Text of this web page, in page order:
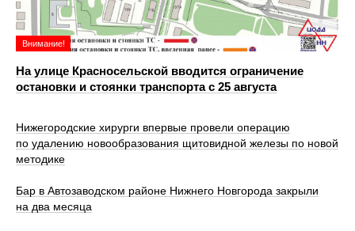
Внимание!
На улице Красносельской вводится ограничение
остановки и стоянки транспорта с 25 августа
Нижегородские хирурги впервые провели операцию
по удалению новообразования щитовидной железы по новой
методике
Бар в Автозаводском районе Нижнего Новгорода закрыли
на два месяца